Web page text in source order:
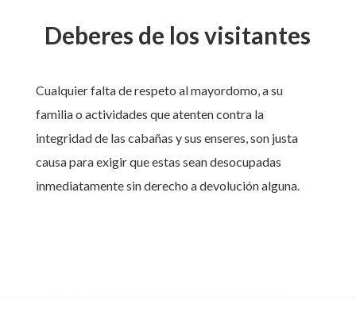
Deberes de los visitantes
Cualquier falta de respeto al mayordomo, a su
familia o actividades que atenten contra la
integridad de las cabañas y sus enseres, son justa
causa para exigir que estas sean desocupadas
inmediatamente sin derecho a devolución alguna.